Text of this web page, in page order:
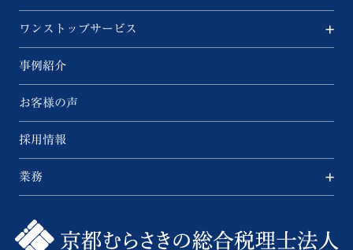
ワンストップサービス
事例紹介
お客様の声
採用情報
業務